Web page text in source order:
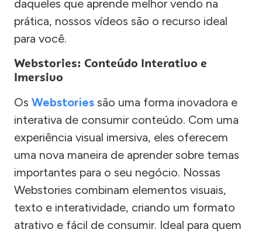
daqueles que aprende melhor vendo na
prática, nossos vídeos são o recurso ideal
para você.
Webstories: Conteúdo Interativo e
Imersivo
Os Webstories são uma forma inovadora e
interativa de consumir conteúdo. Com uma
experiência visual imersiva, eles oferecem
uma nova maneira de aprender sobre temas
importantes para o seu negócio. Nossas
Webstories combinam elementos visuais,
texto e interatividade, criando um formato
atrativo e fácil de consumir. Ideal para quem